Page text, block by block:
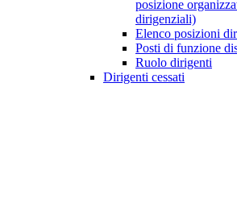
posizione
dirigenziali)
Elenco posizioni
Posti di funzione
Ruolo dirigenti
Dirigenti cessati